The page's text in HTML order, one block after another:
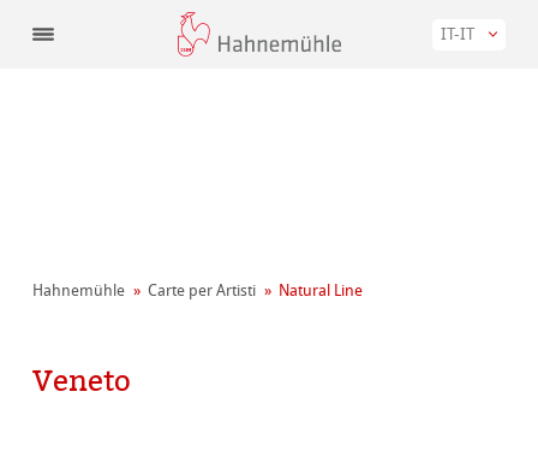
IT-IT
Hahnemühle Carte per Artisti Natural Line
Veneto